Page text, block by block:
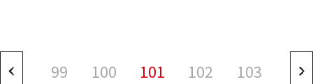
99 100 101 102 103